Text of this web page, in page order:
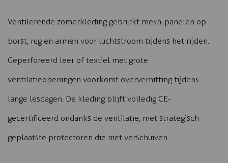
Ventilerende zomerkleding gebruikt mesh-panelen op
borst, rug en armen voor luchtstroom tijdens het rijden.
Geperforeerd leer of textiel met grote
ventilatieopeningen voorkomt oververhitting tijdens
lange lesdagen. De kleding blijft volledig CE-
gecertificeerd ondanks de ventilatie, met strategisch
geplaatste protectoren die niet verschuiven.